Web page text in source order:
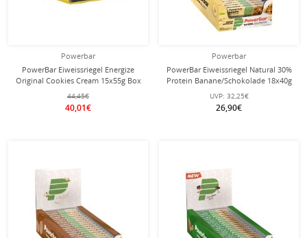
Powerbar
PowerBar Eiweissriegel Energize
Original Cookies Cream 15x55g Box
44,45€
40,01€
Powerbar
PowerBar Eiweissriegel Natural 30%
Protein Banane/Schokolade 18x40g
UVP: 32,25€
26,90€